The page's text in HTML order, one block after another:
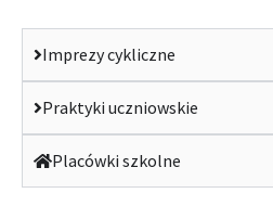
Imprezy cykliczne
Praktyki uczniowskie
Placówki szkolne